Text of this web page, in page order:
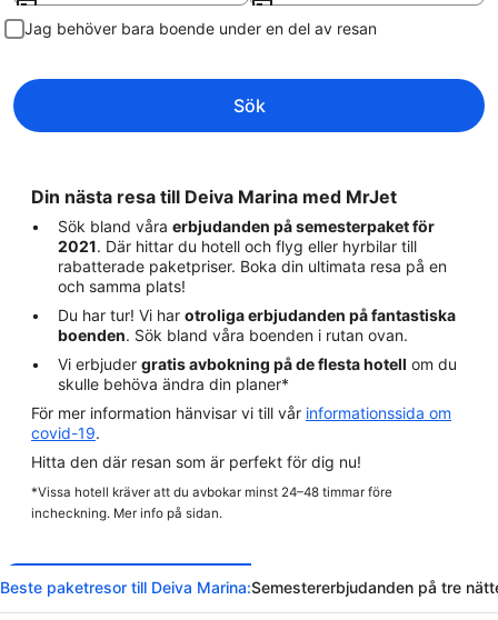
Jag behöver bara boende under en del av resan
Sök
Din nästa resa till Deiva Marina med MrJet
Sök bland våra erbjudanden på semesterpaket för
2021. Där hittar du hotell och flyg eller hyrbilar till
rabatterade paketpriser. Boka din ultimata resa på en
och samma plats!
Du har tur! Vi har otroliga erbjudanden på fantastiska
boenden. Sök bland våra boenden i rutan ovan.
Vi erbjuder gratis avbokning på de flesta hotell om du
skulle behöva ändra din planer*
För mer information hänvisar vi till vår informationssida om
covid-19.
Hitta den där resan som är perfekt för dig nu!
*Vissa hotell kräver att du avbokar minst 24–48 timmar före
incheckning. Mer info på sidan.
Beste paketresor till Deiva Marina:Semestererbjudanden på tre